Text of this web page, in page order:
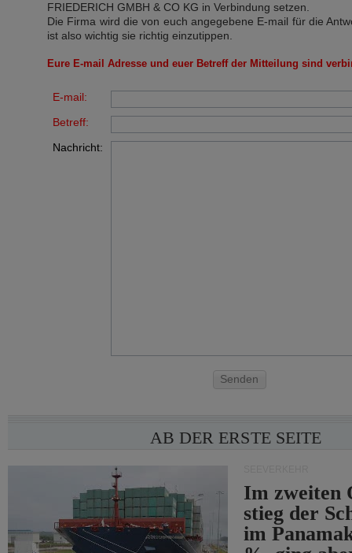
FRIEDERICH GMBH & CO KG in Verbindung setzen.
Die Firma wird die von euch angegebene E-mail für die
ist also wichtig sie richtig einzutippen.
Eure E-mail Adresse und euer Betreff der Mitteilung sind
E-mail:
Betreff:
Nachricht:
Senden
AB DER ERSTE SEITE
Im zweiten
stieg der
im